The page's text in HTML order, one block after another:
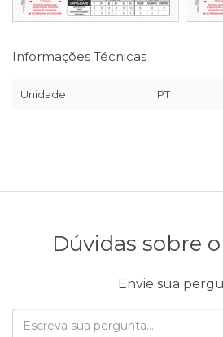
Informações Técnicas
Unidade PT
Dúvidas sobre
Envie sua